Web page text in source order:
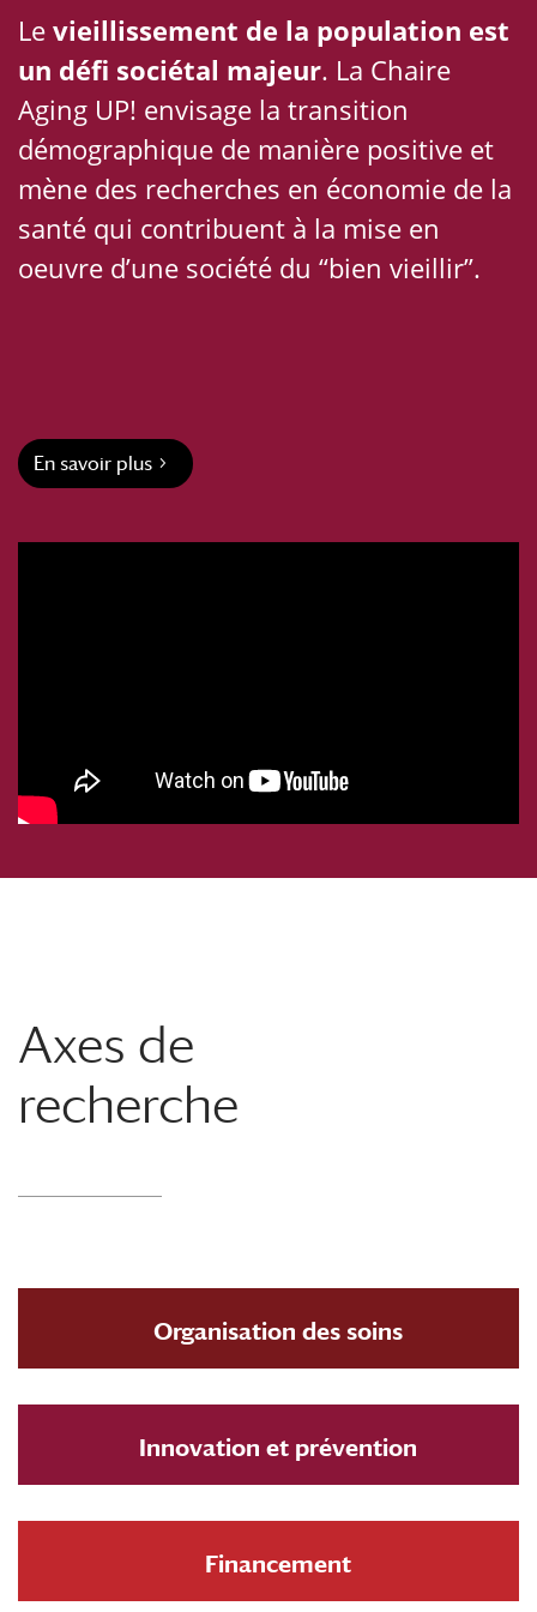
Le vieillissement de la population est
un défi sociétal majeur. La Chaire
Aging UP! envisage la transition
démographique de manière positive et
mène des recherches en économie de la
santé qui contribuent à la mise en
oeuvre d’une société du “bien vieillir”.
En savoir plus
Axes de
recherche
Organisation des soins
Innovation et prévention
Financement